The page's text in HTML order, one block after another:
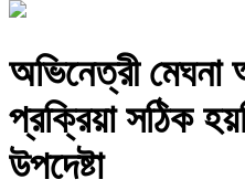
অভিনেত্রী মেঘনা
প্রক্রিয়া সঠিক
উপদেষ্টা